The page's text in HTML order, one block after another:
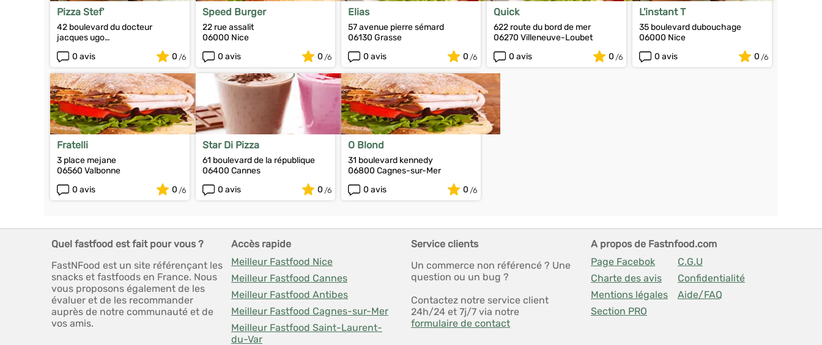
Pizza Stef'
42 boulevard du docteur
jacques ugo
0 avis 0
Speed Burger
22 rue assalit
06000 Nice
0 avis
0
Elias
57 avenue pierre sémard
06130 Grasse
0 avis
0
Quick
622 route du bord de mer
06270 Villeneuve-Loubet
0 avis
0
L'instant T
35 boulevard dubouchage
06000 Nice
0 avis
0
Fratelli
3 place mejane
06560 Valbonne
0 avis
0
Star Di Pizza
61 boulevard de la république
06400 Cannes
0 avis
0
O Blond
31 boulevard kennedy
06800 Cagnes-sur-Mer
0 avis
0
Quel fastfood est fait pour vous ?
FastNFood est un site référençant les
snacks et fastfoods en France. Nous
vous proposons également de les
évaluer et de les recommander
auprès de notre communauté et de
vos amis.
Accès rapide
Meilleur Fastfood Nice
Meilleur Fastfood Cannes
Meilleur Fastfood Antibes
Meilleur Fastfood Cagnes-sur-Mer
Meilleur Fastfood Saint-Laurent-
du-Var
Service clients
Un commerce non référencé ? Une
question ou un bug ?
Contactez notre service client
24h/24 et 7j/7 via notre
formulaire de contact
A propos de Fastnfood.com
Page Facebok
C.G.U
Charte des avis
Confidentialité
Mentions légales
Aide/FAQ
Section PRO